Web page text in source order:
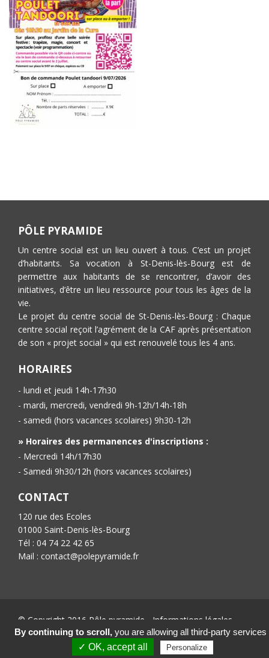
PÔLE PYRAMIDE
Un centre social est un lieu ouvert à tous. C’est un projet
d’habitants. Sa vocation à St-Denis-lès-Bourg est de
permettre aux habitants de se rencontrer, d’avoir des
initiatives, d’être un lieu ressource pour tous les âges de la
vie.
Le projet du centre social de St-Denis-lès-Bourg : Chaque
centre social reçoit l’agrément de la CAF après présentation
de son « projet social » qui est renouvelé tous les 4 ans.
HORAIRES
- lundi et jeudi 14h-17h30
- mardi, mercredi, vendredi 9h-12h/14h-18h
- samedi (hors vacances scolaires) 9h30-12h
» Horaires des permanences d'inscriptions :
- Mercredi 14h/17h30
- Samedi 9h30/12h (hors vacances scolaires)
CONTACT
120 rue des Ecoles
01000 Saint-Denis-lès-Bourg
Tél : 04 74 22 42 65
Mail : contact@polepyramide.fr
© Copyright 2016 Pôle pyramide - Informations légales
Conception :Ab’6net
By continuing to scroll, you are allowing all third-party services
✓ OK, accept all
Personalize